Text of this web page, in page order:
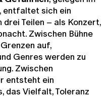
entfaltet sich ein
Teilen – als Konzert,
Zwischen Bühne
auf,
Genres werden zu
Zwischen
entsteht ein
das Vielfalt, Toleranz